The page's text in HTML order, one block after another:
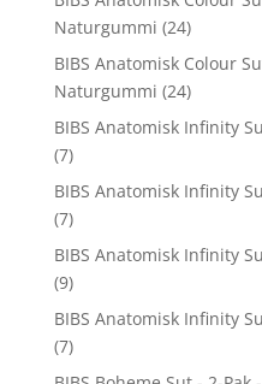
Naturgummi (24)
BIBS Anatomisk Colour
Naturgummi (24)
BIBS Anatomisk Infinity
(7)
BIBS Anatomisk Infinity
(7)
BIBS Anatomisk Infinity
(9)
BIBS Anatomisk Infinity
(7)